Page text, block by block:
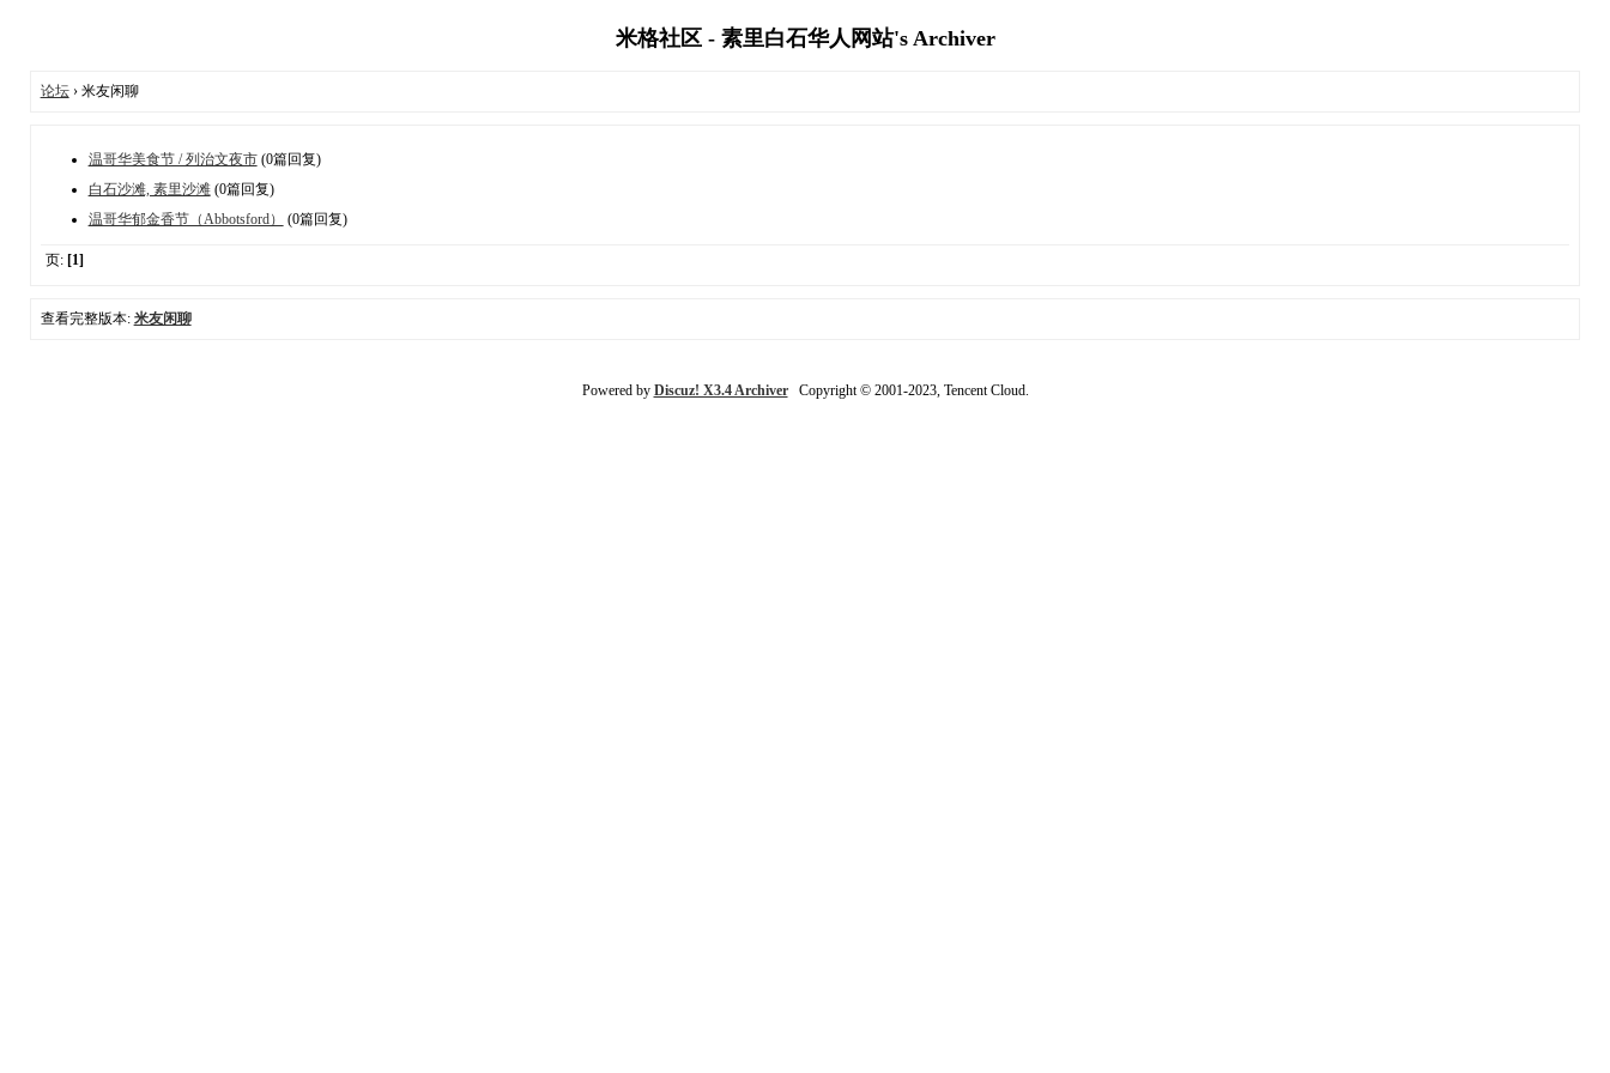
米格社区 - 素里白石华人网站's Archiver
论坛› 米友闲聊
温哥华美食节 / 列治文夜市(0篇回复)
白石沙滩, 素里沙滩(0篇回复)
温哥华郁金香节（Abbotsford）
(0篇回复)
页: [1]
查看完整版本: 米友闲聊
Powered by Discuz! X3.4 ArchiverCopyright © 2001-2023, Tencent Cloud.